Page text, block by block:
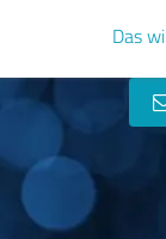
Das